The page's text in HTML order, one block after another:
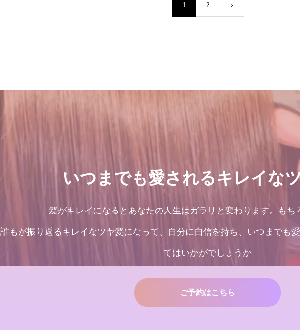
1 2
いつまでも愛されるキレイな
髪がキレイになるとあなたの人生はガラリと変わります。もち
誰もが振り返るキレイなツヤ髪になって、自分に自信を持ち、いつまでも
てはいかがでしょうか
ご予約はこちら